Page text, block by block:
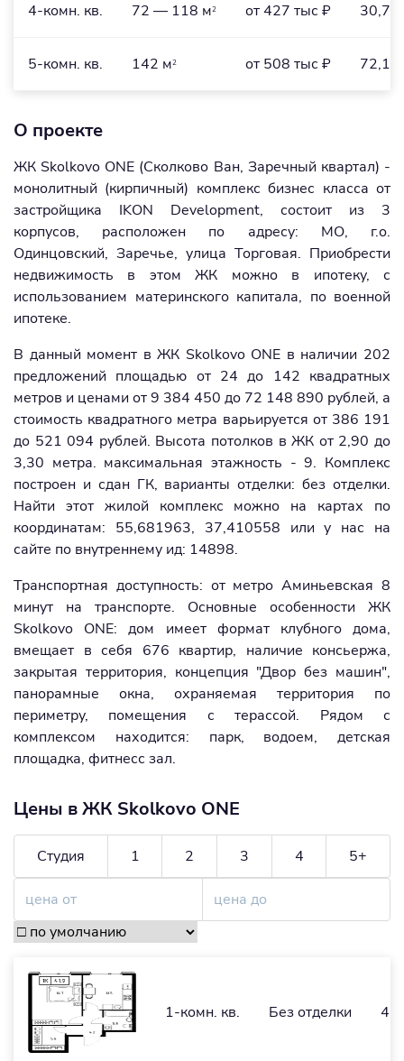
4-комн. кв. 72 — 118 м2 от 427 тыс ₽ 30,7
5-комн. кв. 142 м2 от 508 тыс ₽ 72,1
О проекте
ЖК Skolkovo ONE (Сколково Ван, Заречный квартал) -
монолитный (кирпичный) комплекс бизнес класса от
застройщика IKON Development, состоит из 3
корпусов, расположен по адресу: МО, г.о.
Одинцовский, Заречье, улица Торговая. Приобрести
недвижимость в этом ЖК можно в ипотеку, с
использованием материнского капитала, по военной
ипотеке.
В данный момент в ЖК Skolkovo ONE в наличии 202
предложений площадью от 24 до 142 квадратных
метров и ценами от 9 384 450 до 72 148 890 рублей, а
стоимость квадратного метра варьируется от 386 191
до 521 094 рублей. Высота потолков в ЖК от 2,90 до
3,30 метра. максимальная этажность - 9. Комплекс
построен и сдан ГК, варианты отделки: без отделки.
Найти этот жилой комплекс можно на картах по
координатам: 55,681963, 37,410558 или у нас на
сайте по внутреннему ид: 14898.
Транспортная доступность: от метро Аминьевская 8
минут на транспорте. Основные особенности ЖК
Skolkovo ONE: дом имеет формат клубного дома,
вмещает в себя 676 квартир, наличие консьержа,
закрытая территория, концепция "Двор без машин",
панорамные окна, охраняемая территория по
периметру, помещения с терассой. Рядом с
комплексом находится: парк, водоем, детская
площадка, фитнесс зал.
Цены в ЖК Skolkovo ONE
Студия 1 2 3 4 5+
1-комн. кв. Без отделки